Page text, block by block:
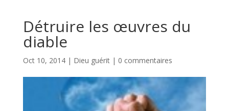
Détruire les œuvres du
diable
Oct 10, 2014| Dieu guérit| 0 commentaires